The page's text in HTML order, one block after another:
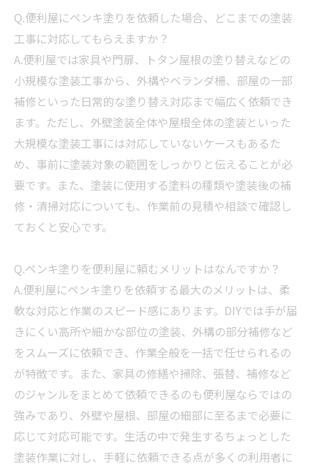
Q.便利屋にペンキ塗りを依頼した場合、どこまでの塗装
工事に対応してもらえますか？
A.便利屋では家具や門扉、トタン屋根の塗り替えなどの
小規模な塗装工事から、外構やベランダ柵、部屋の一部
補修といった日常的な塗り替え対応まで幅広く依頼でき
ます。ただし、外壁塗装全体や屋根全体の塗装といった
大規模な塗装工事には対応していないケースもあるた
め、事前に塗装対象の範囲をしっかりと伝えることが必
要です。また、塗装に使用する塗料の種類や塗装後の補
修・清掃対応についても、作業前の見積や相談で確認し
ておくと安心です。
Q.ペンキ塗りを便利屋に頼むメリットはなんですか？
A.便利屋にペンキ塗りを依頼する最大のメリットは、柔
軟な対応と作業のスピード感にあります。DIYでは手が届
きにくい高所や細かな部位の塗装、外構の部分補修など
をスムーズに依頼でき、作業全般を一括で任せられるの
が特徴です。また、家具の修繕や掃除、張替、補修など
のジャンルをまとめて依頼できるのも便利屋ならではの
強みであり、外壁や屋根、部屋の細部に至るまで必要に
応じて対応可能です。生活の中で発生するちょっとした
塗装作業に対し、手軽に依頼できる点が多くの利用者に